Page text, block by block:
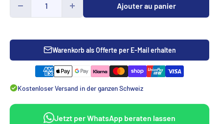
Ajouter au panier
Warenkorb als Offerte per E-Mail erhalten
Kostenloser Versand in der ganzen Schweiz
Jetzt per WhatsApp beraten lassen